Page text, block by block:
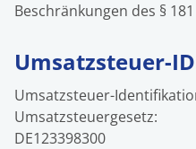
Beschränkungen des § 181
Umsatzsteuer-
Umsatzsteuer-
Umsatzsteuergesetz:
DE123398300